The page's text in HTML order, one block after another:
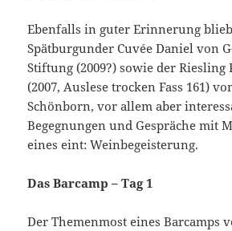
Ebenfalls in guter Erinnerung
Spätburgunder Cuvée Daniel von
Stiftung (2009?) sowie der Riesling
(2007, Auslese trocken Fass 161)
Schönborn, vor allem aber
Begegnungen und Gespräche mit
eines eint: Weinbegeisterung.
Das Barcamp – Tag 1
Der Themenmost eines Barcamps